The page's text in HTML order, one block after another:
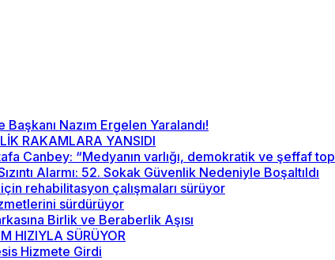
Başkanı Nazım Ergelen Yaralandı!
RAKAMLARA YANSIDI
Canbey: “Medyanın varlığı, demokratik ve şeffaf
Alarmı: 52. Sokak Güvenlik Nedeniyle Boşaltıldı
rehabilitasyon çalışmaları sürüyor
sürdürüyor
Birlik ve Beraberlik Aşısı
HIZIYLA SÜRÜYOR
Hizmete Girdi